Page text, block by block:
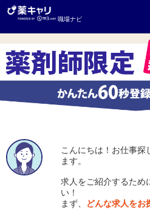
職場ナビ
株式会社コクミン
の求人をお
にご相談ください
こんにちは！お仕事探
ます。
求人をご紹介するため
い！
まず、
どんな求人をお